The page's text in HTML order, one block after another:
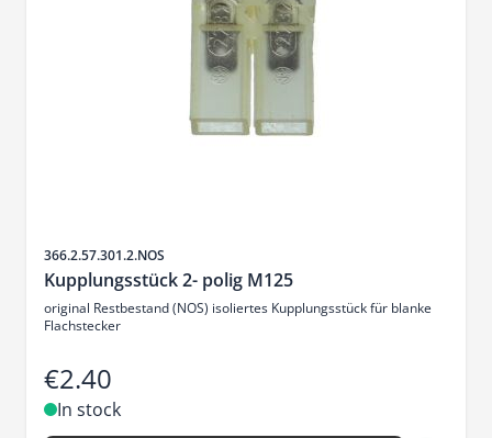
Sku
366.2.57.301.2.NOS
Kupplungsstück 2- polig M125
original Restbestand (NOS) isoliertes Kupplungsstück für blanke
Flachstecker
€2.40
In stock